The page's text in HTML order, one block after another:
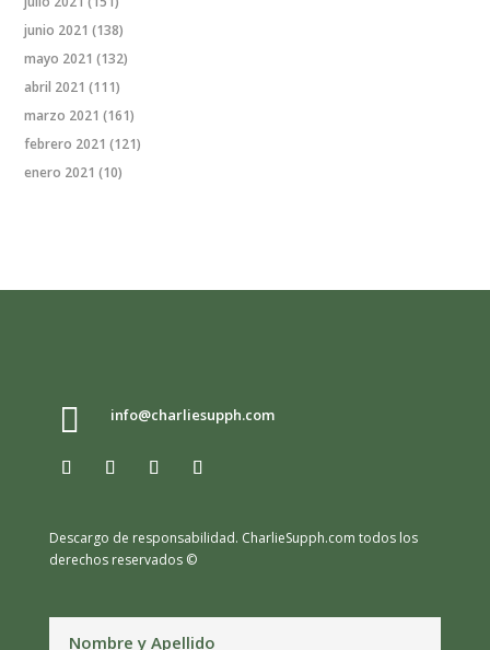
junio 2021 (138)
mayo 2021 (132)
abril 2021 (111)
marzo 2021 (161)
febrero 2021 (121)
enero 2021 (10)
 info@charliesupph.com
Descargo de responsabilidad. CharlieSupph.com todos los
derechos reservados ©